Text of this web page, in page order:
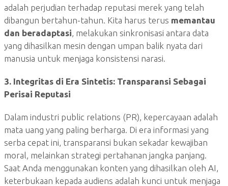
adalah perjudian terhadap reputasi merek yang telah
dibangun bertahun-tahun. Kita harus terus memantau
dan beradaptasi, melakukan sinkronisasi antara data
yang dihasilkan mesin dengan umpan balik nyata dari
manusia untuk menjaga konsistensi narasi.
3. Integritas di Era Sintetis: Transparansi Sebagai
Perisai Reputasi
Dalam industri public relations (PR), kepercayaan adalah
mata uang yang paling berharga. Di era informasi yang
serba cepat ini, transparansi bukan sekadar kewajiban
moral, melainkan strategi pertahanan jangka panjang.
Saat Anda menggunakan konten yang dihasilkan oleh AI,
keterbukaan kepada audiens adalah kunci untuk menjaga